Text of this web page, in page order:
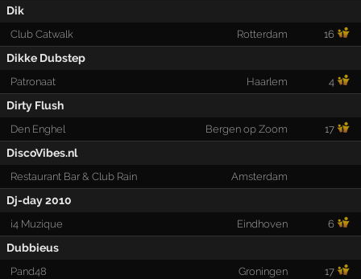
Dik
Club Catwalk Rotterdam 16
Dikke Dubstep
Patronaat Haarlem 4
Dirty Flush
Den Enghel Bergen op Zoom 17
DiscoVibes.nl
Restaurant Bar & Club Rain Amsterdam
Dj-day 2010
i4 Muzique Eindhoven 6
Dubbieus
Pand48 Groningen 17